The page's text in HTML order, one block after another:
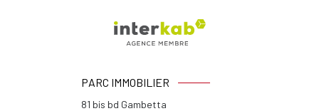
PARC IMMOBILIER
81 bis bd Gambetta